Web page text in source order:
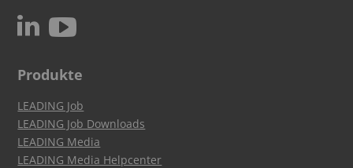
N c
Produkte
LEADING Job
LEADING Job Downloads
LEADING Media
LEADING Media Helpcenter